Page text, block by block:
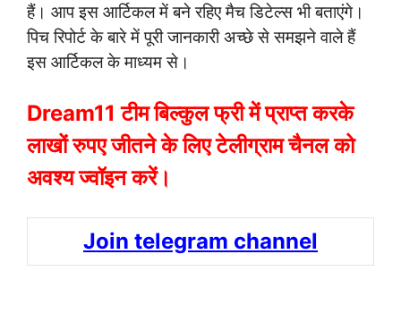
हैं। आप इस आर्टिकल में बने रहिए मैच डिटेल्स भी बताएंगे।
पिच रिपोर्ट के बारे में पूरी जानकारी अच्छे से समझने वाले हैं
इस आर्टिकल के माध्यम से।
Dream11 टीम बिल्कुल फ्री में प्राप्त करके
लाखों रुपए जीतने के लिए टेलीग्राम चैनल को
अवश्य ज्वॉइन करें।
Join telegram channel